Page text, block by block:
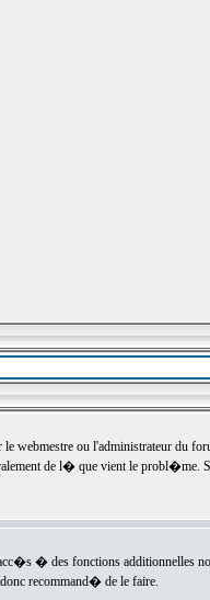
webmestre ou l'administrateur du
de l� que vient le probl�me.
� des fonctions additionnelles
recommand� de le faire.